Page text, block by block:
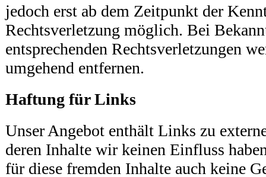
jedoch erst ab dem Zeitpunkt der
Rechtsverletzung möglich. Bei
entsprechenden Rechtsverletzungen
umgehend entfernen.
Haftung für Links
Unser Angebot enthält Links zu
deren Inhalte wir keinen Einfluss
für diese fremden Inhalte auch keine